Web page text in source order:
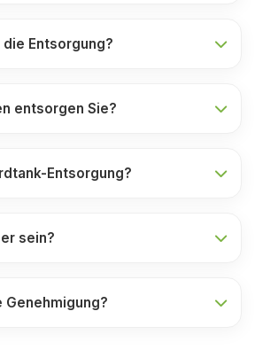
Entsorgung?
entsorgen Sie?
Entsorgung?
sein?
Genehmigung?